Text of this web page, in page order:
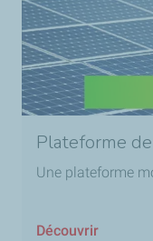
Plateforme
Une plateforme
Découvrir